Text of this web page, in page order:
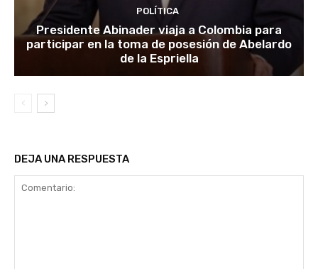
POLÍTICA
Presidente Abinader viaja a Colombia para
participar en la toma de posesión de Abelardo
de la Espriella
DEJA UNA RESPUESTA